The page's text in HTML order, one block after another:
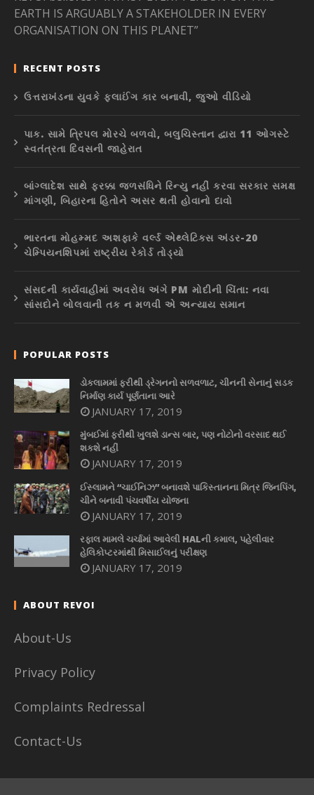
EARTH IS ARGUABLY A STAKEHOLDER IN EVERY
ORGANISATION ON THIS PLANET”
RECENT POSTS
ઉત્તરાખંડના યુવકે ફ્લાઈંગ કાર બનાવી, જુઓ વીડિયો
પાક. સામે ત્રિપલ મોરચે બળવો, બલુચિસ્તાન દ્વારા 11 ઓગસ્ટે
સ્વતંત્રતા દિવસની જાહેરાત
બાંગ્લાદેશ સાથે ફરક્કા જળસંધિને રિન્યુ નહીં કરવા સરકાર સમક્ષ
માંગણી, બિહારના હિતોને અસર થતી હોવાનો દાવો
ભારતના મોહમ્મદ અશફાકે વર્લ્ડ એથ્લેટિક્સ અંડર-20
ચેમ્પિયનશિપમાં રાષ્ટ્રીય રેકોર્ડ તોડ્યો
સંસદની કાર્યવાહીમાં અવરોધ અંગે PM મોદીની ચિંતા: નવા
સાંસદોને બોલવાની તક ન મળવી એ અન્યાય સમાન
POPULAR POSTS
ડોકલામમાં ફરીથી ડ્રેગનનો સળવળાટ, ચીનની સેનાનું સડક
નિર્માણ કાર્ય પૂર્ણતાના આરે
JANUARY 17, 2019
મુંબઈમાં ફરીથી ખુલશે ડાન્સ બાર, પણ નોટોનો વરસાદ થઈ
શકશે નહીં
JANUARY 17, 2019
ઈસ્લામને “ચાઈનિઝ” બનાવશે પાકિસ્તાનના મિત્ર જિનપિંગ,
ચીને બનાવી પંચવર્ષીય યોજના
JANUARY 17, 2019
રફાલ મામલે ચર્ચામાં આવેલી HALની કમાલ, પહેલીવાર
હેલિકોપ્ટરમાંથી મિસાઈલનું પરીક્ષણ
JANUARY 17, 2019
ABOUT REVOI
About-Us
Privacy Policy
Complaints Redressal
Contact-Us